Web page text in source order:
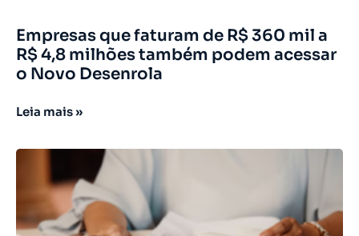
Empresas que faturam de R$ 360 mil a
R$ 4,8 milhões também podem acessar
o Novo Desenrola
Leia mais »